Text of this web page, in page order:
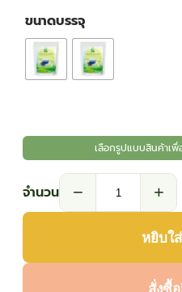
ขนาดบรรจุ
เลือกรูปแบบสินค้าเพื่
จำนวน
ชาด
มะลิ
จำนวน − +
หยิบใ